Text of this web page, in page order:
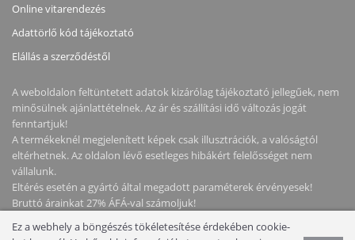
Online vitarendezés
Adattörlő kód tájékoztató
Elállás a szerződéstől
A weboldalon feltüntetett adatok kizárólag tájékoztató jellegűek, nem
minősülnek ajánlattételnek. Az ár és szállítási idő változás jogát
fenntartjuk!
A termékeknél megjelenített képek csak illusztrációk, a valóságtól
eltérhetnek. Az oldalon lévő esetleges hibákért felelősséget nem
vállalunk.
Eltérés esetén a gyártó által megadott paraméterek érvényesek!
Bruttó árainkat 27% ÁFÁ-val számoljuk!
Ez a webhely a böngészés tökéletesítése érdekében cookie-